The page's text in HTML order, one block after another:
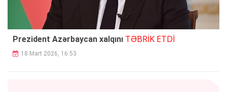
Prezident Azərbaycan xalqını TƏBRİK ETDİ
18 Mart 2026, 16:53